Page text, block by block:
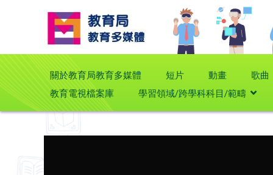
關於教育局教育多媒體 短片 動畫
歌曲
教育電視檔案庫
學習領域/跨學科科目/範疇